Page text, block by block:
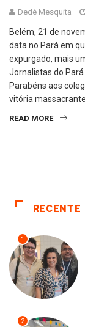
Dedé Mesquita
Belém, 21 de
data no Pará em
expurgado, mais
Jornalistas do
Parabéns aos
vitória massacrante
READ MORE
RECENTE
1
2